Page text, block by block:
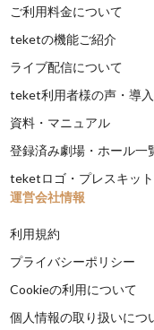
ご利用料金について
teketの機能ご紹介
ライブ配信について
teket利用者様の声・導
資料・マニュアル
登録済み劇場・ホール一
teketロゴ・プレスキット
運営会社情報
利用規約
プライバシーポリシー
Cookieの利用について
個人情報の取り扱いにつ